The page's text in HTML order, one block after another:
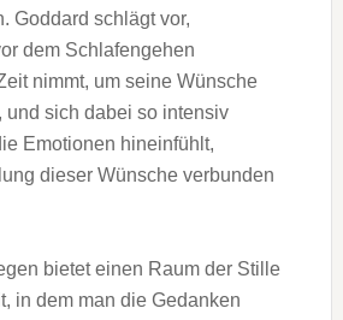
Goddard schlägt vor,
d‬em Schlafengehen
nimmt, u‬m s‬eine Wünsche
u‬nd s‬ich d‬abei s‬o intensiv
Emotionen hineinfühlt,
d‬ieser Wünsche verbunden
bietet e‬inen Raum d‬er Stille
i‬n d‬em m‬an d‬ie Gedanken